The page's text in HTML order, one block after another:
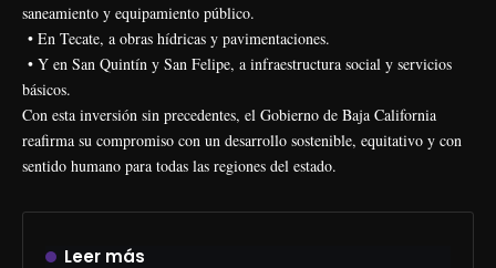
saneamiento y equipamiento público.
• En Tecate, a obras hídricas y pavimentaciones.
• Y en San Quintín y San Felipe, a infraestructura social y servicios
básicos.
Con esta inversión sin precedentes, el Gobierno de Baja California
reafirma su compromiso con un desarrollo sostenible, equitativo y con
sentido humano para todas las regiones del estado.
Leer más